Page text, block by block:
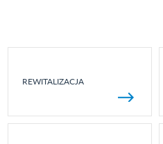
REWITALIZACJA